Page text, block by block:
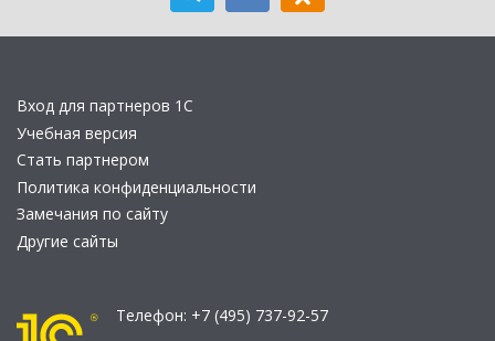
Вход для партнеров 1С
Учебная версия
Стать партнером
Политика конфиденциальности
Замечания по сайту
Другие сайты
Телефон: +7 (495) 737-92-57